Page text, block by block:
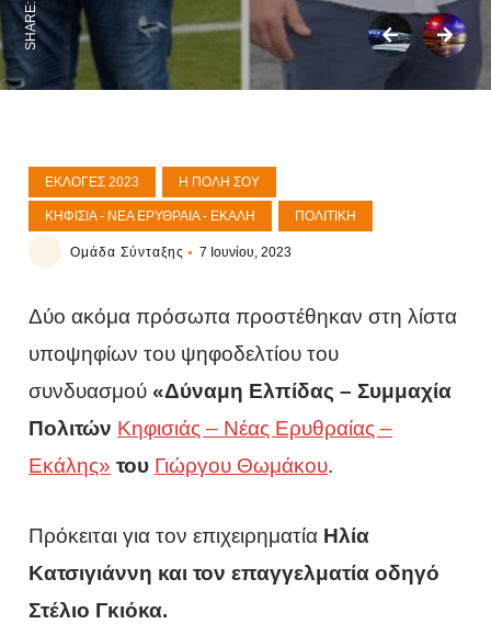
SHARE:
ΕΚΛΟΓΈΣ 2023 Η ΠΌΛΗ ΣΟΥ
ΚΗΦΙΣΙΆ - ΝΈΑ ΕΡΥΘΡΑΊΑ - ΕΚΆΛΗ ΠΟΛΙΤΙΚΉ
Ομάδα Σύνταξης 7 Ιουνίου, 2023
Δύο ακόμα πρόσωπα προστέθηκαν στη λίστα
υποψηφίων του ψηφοδελτίου του
συνδυασμού«Δύναμη Ελπίδας – Συμμαχία
Πολιτών Κηφισιάς – Νέας Ερυθραίας –
Εκάλης» του Γιώργου Θωμάκου.
Πρόκειται για τον επιχειρηματία Ηλία
Κατσιγιάννη και τον επαγγελματία οδηγό
Στέλιο Γκιόκα.